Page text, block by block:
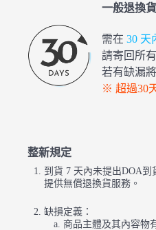
一般退換貨
需在 30 天
請寄回所
若有缺漏
※ 超過30
整新規定
到貨 7 天內未提出DOA
提供無償退換貨服務。
缺損定義：
商品主體及其內容物